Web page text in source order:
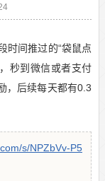
时间推过的“袋鼠点
秒到微信或者支付
，后续每天都有0.3
s/NPZbVv-P5